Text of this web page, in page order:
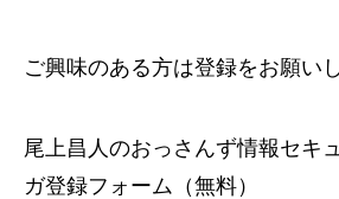
ご興味のある方は登録をお願い
尾上昌人のおっさんず情報セキ
ガ登録フォーム（無料）